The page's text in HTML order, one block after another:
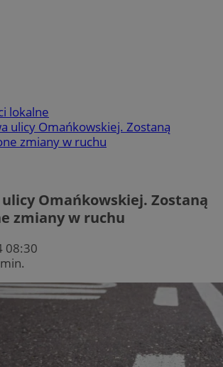
lokalne
ulicy Omańkowskiej. Zostaną
zmiany w ruchu
Omańkowskiej. Zostaną
zmiany w ruchu
08:30